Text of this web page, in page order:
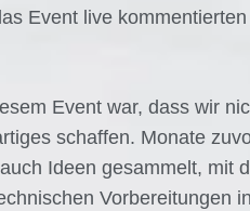
Event live
Event war, dass wir
schaffen. Monate
Ideen gesammelt, mit
Vorbereitungen